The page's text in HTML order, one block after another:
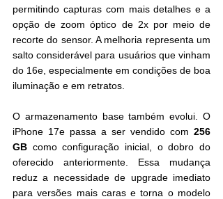
permitindo capturas com mais detalhes e a
opção de zoom óptico de 2x por meio de
recorte do sensor. A melhoria representa um
salto considerável para usuários que vinham
do 16e, especialmente em condições de boa
iluminação e em retratos.
O armazenamento base também evolui. O
iPhone 17e passa a ser vendido com 256
GB como configuração inicial, o dobro do
oferecido anteriormente. Essa mudança
reduz a necessidade de upgrade imediato
para versões mais caras e torna o modelo